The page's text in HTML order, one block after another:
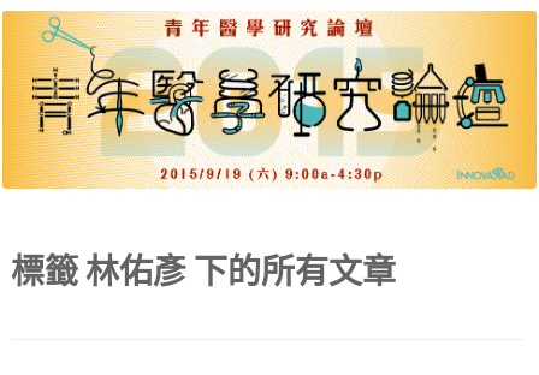
青年醫學研究論壇 2015
出道起步、差異策略、團隊建構、各種文體。四
大主題、九位達人，公開獨門密技。
標籤 林佑彥 下的所有文章